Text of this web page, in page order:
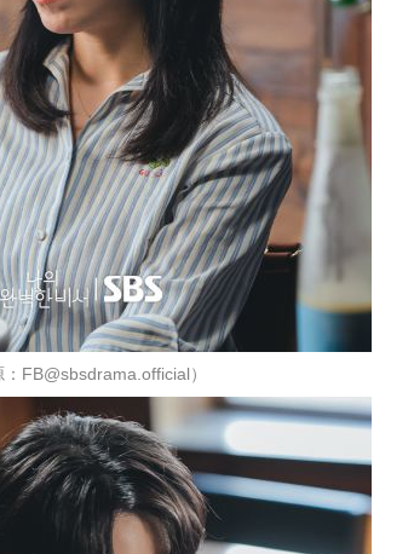
FB@sbsdrama.official）